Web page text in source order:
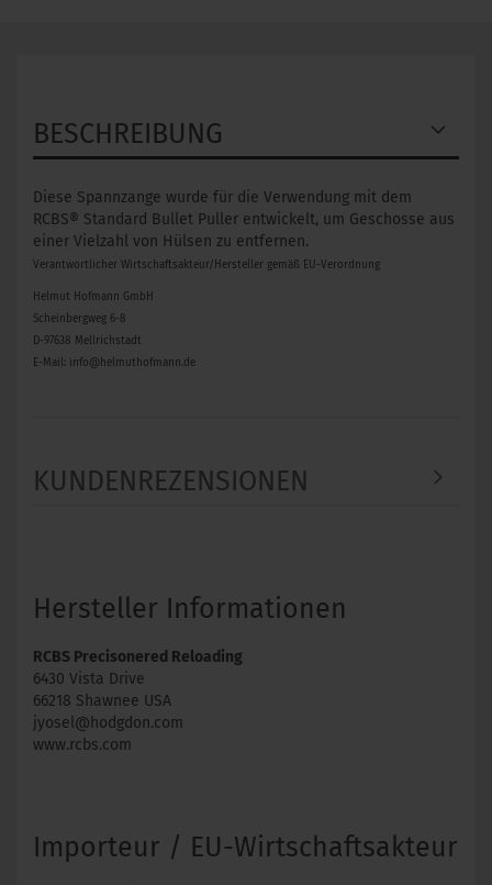
BESCHREIBUNG
Diese Spannzange wurde für die Verwendung mit dem
RCBS® Standard Bullet Puller entwickelt, um Geschosse aus
einer Vielzahl von Hülsen zu entfernen.
Verantwortlicher Wirtschaftsakteur/Hersteller gemäß EU-Verordnung
Helmut Hofmann GmbH
Scheinbergweg 6-8
D-97638 Mellrichstadt
E-Mail: info@helmuthofmann.de
KUNDENREZENSIONEN
Hersteller Informationen
RCBS Precisonered Reloading
6430 Vista Drive
66218 Shawnee USA
jyosel@hodgdon.com
www.rcbs.com
Importeur / EU-Wirtschaftsakteur